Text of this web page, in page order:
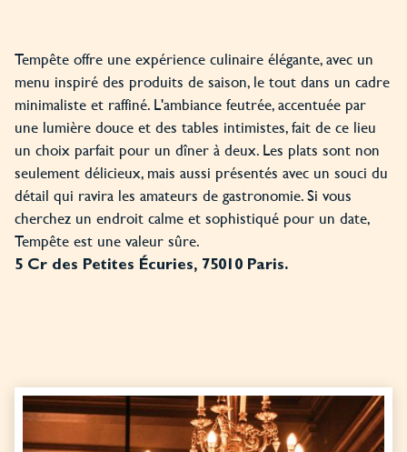
Tempête offre une expérience culinaire élégante, avec un
menu inspiré des produits de saison, le tout dans un cadre
minimaliste et raffiné. L'ambiance feutrée, accentuée par
une lumière douce et des tables intimistes, fait de ce lieu
un choix parfait pour un dîner à deux. Les plats sont non
seulement délicieux, mais aussi présentés avec un souci du
détail qui ravira les amateurs de gastronomie. Si vous
cherchez un endroit calme et sophistiqué pour un date,
Tempête est une valeur sûre.
5 Cr des Petites Écuries, 75010 Paris.